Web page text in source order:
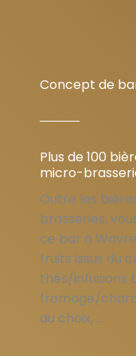
Concept de
Plus de 100
micro-
Outre les
brasseries,
ce bar à
fruits issus du
thés/infusions
fromage/
au choix, …